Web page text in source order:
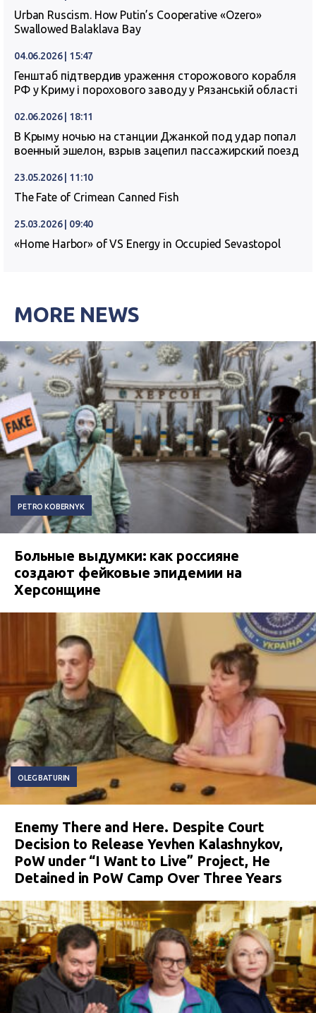
Urban Ruscism. How Putin’s Cooperative «Ozero»
Swallowed Balaklava Bay
04.06.2026 | 15:47
Генштаб підтвердив ураження сторожового корабля
РФ у Криму і порохового заводу у Рязанській області
02.06.2026 | 18:11
В Крыму ночью на станции Джанкой под удар попал
военный эшелон, взрыв зацепил пассажирский поезд
23.05.2026 | 11:10
The Fate of Crimean Canned Fish
25.03.2026 | 09:40
«Home Harbor» of VS Energy in Occupied Sevastopol
MORE NEWS
PETRO KOBERNYK
Больные выдумки: как россияне
создают фейковые эпидемии на
Херсонщине
OLEG BATURIN
Enemy There and Here. Despite Court
Decision to Release Yevhen Kalashnykov,
PoW under “I Want to Live” Project, He
Detained in PoW Camp Over Three Years